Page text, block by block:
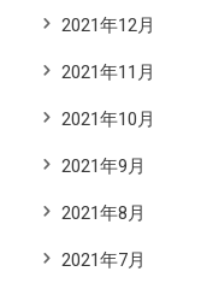
2021年12月
2021年11月
2021年10月
2021年9月
2021年8月
2021年7月